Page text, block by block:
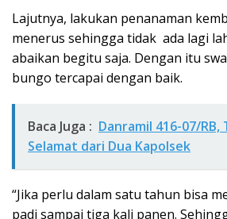
Lajutnya, lakukan penanaman
menerus sehingga tidak ada lagi
abaikan begitu saja. Dengan itu
bungo tercapai dengan baik.
Baca Juga : Danramil 416-07/RB,
Selamat dari Dua Kapolsek
“Jika perlu dalam satu tahun bisa
padi sampai tiga kali panen.